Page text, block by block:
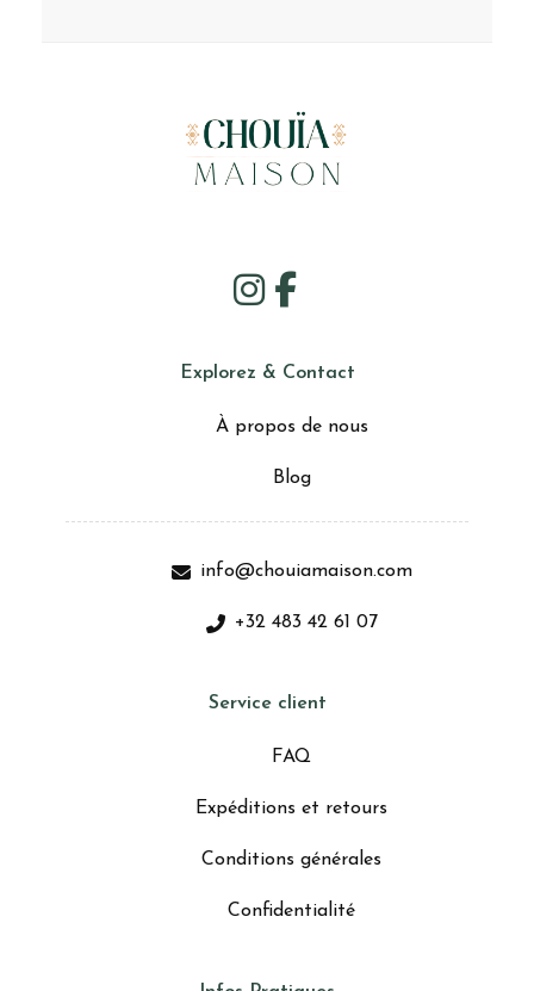
Explorez & Contact
À propos de nous
Blog
info@chouiamaison.com
+32 483 42 61 07
Service client
FAQ
Expéditions et retours
Conditions générales
Confidentialité